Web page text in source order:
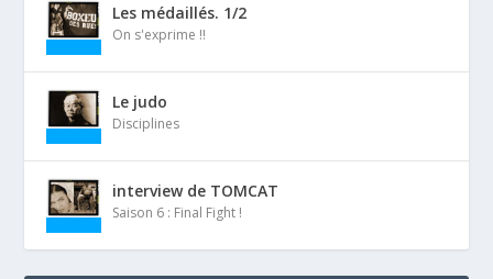
Les médaillés. 1/2
On s'exprime !!
Le judo
Disciplines
interview de TOMCAT
Saison 6 : Final Fight !